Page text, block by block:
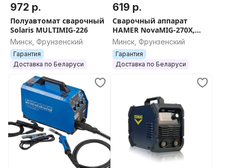
972 р.
Полуавтомат сварочный
Solaris MULTIMIG-226
Минск, Фрунзенский
Гарантия
Доставка по Беларуси
619 р.
Сварочный аппарат
HAMER NovaMIG-270X,
Z00700100100064
Минск, Фрунзенский
Гарантия
Доставка по Беларуси